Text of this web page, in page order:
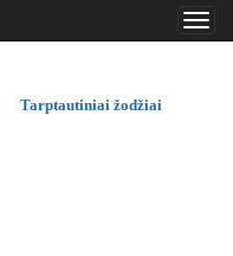
..
..
Tarptautiniai žodžiai